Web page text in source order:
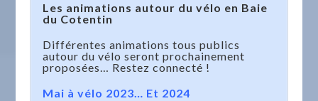
Les animations autour du vélo en Baie
du Cotentin
Différentes animations tous publics
autour du vélo seront prochainement
proposées… Restez connecté !
Mai à vélo 2023… Et 2024